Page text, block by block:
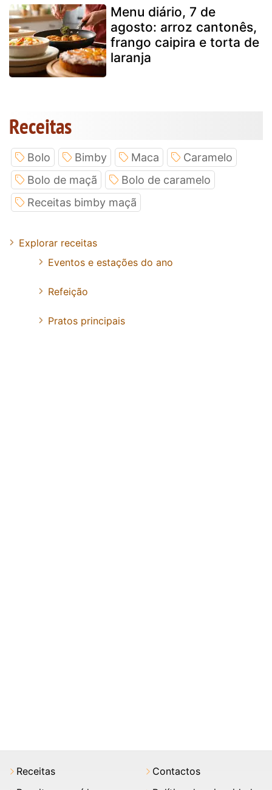
Menu diário, 7 de
agosto: arroz cantonês,
frango caipira e torta de
laranja
Receitas
Bolo Bimby Maca
Caramelo
Bolo de maçã
Bolo de caramelo
Receitas bimby maçã
Explorar receitas
Eventos e estações do ano
Refeição
Pratos principais
Receitas
Contactos